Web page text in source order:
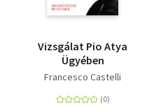
Vizsgálat Pio Atya
Ügyében
Francesco Castelli